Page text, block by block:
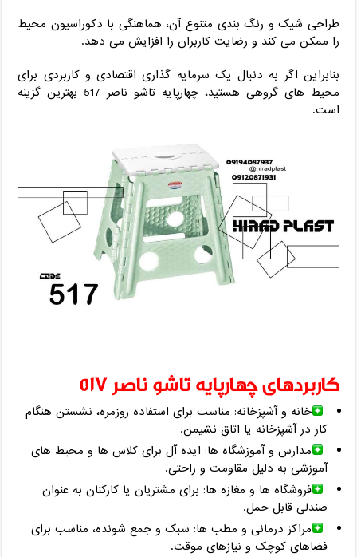
طراحی شیک و رنگ‌ بندی متنوع آن، هماهنگی با دکوراسیون محیط
را ممکن می‌ کند و رضایت کاربران را افزایش می ‌دهد.
بنابراین اگر به دنبال یک سرمایه ‌گذاری اقتصادی و کاربردی برای
محیط‌ های گروهی هستید، چهارپایه تاشو ناصر 517 بهترین گزینه
است.
کاربردهای چهارپایه تاشو ناصر 517
خانه و آشپزخانه: مناسب برای استفاده روزمره، نشستن هنگام
کار در آشپزخانه یا اتاق نشیمن.
مدارس و آموزشگاه ‌ها: ایده ‌آل برای کلاس ‌ها و محیط ‌های
آموزشی به دلیل مقاومت و راحتی.
فروشگاه‌ ها و مغازه‌ ها: برای مشتریان یا کارکنان به عنوان
صندلی قابل حمل.
مراکز درمانی و مطب ‌ها: سبک و جمع ‌شونده، مناسب برای
فضاهای کوچک و نیازهای موقت.